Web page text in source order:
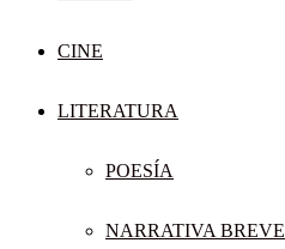
CINE
LITERATURA
POESÍA
NARRATIVA BREVE